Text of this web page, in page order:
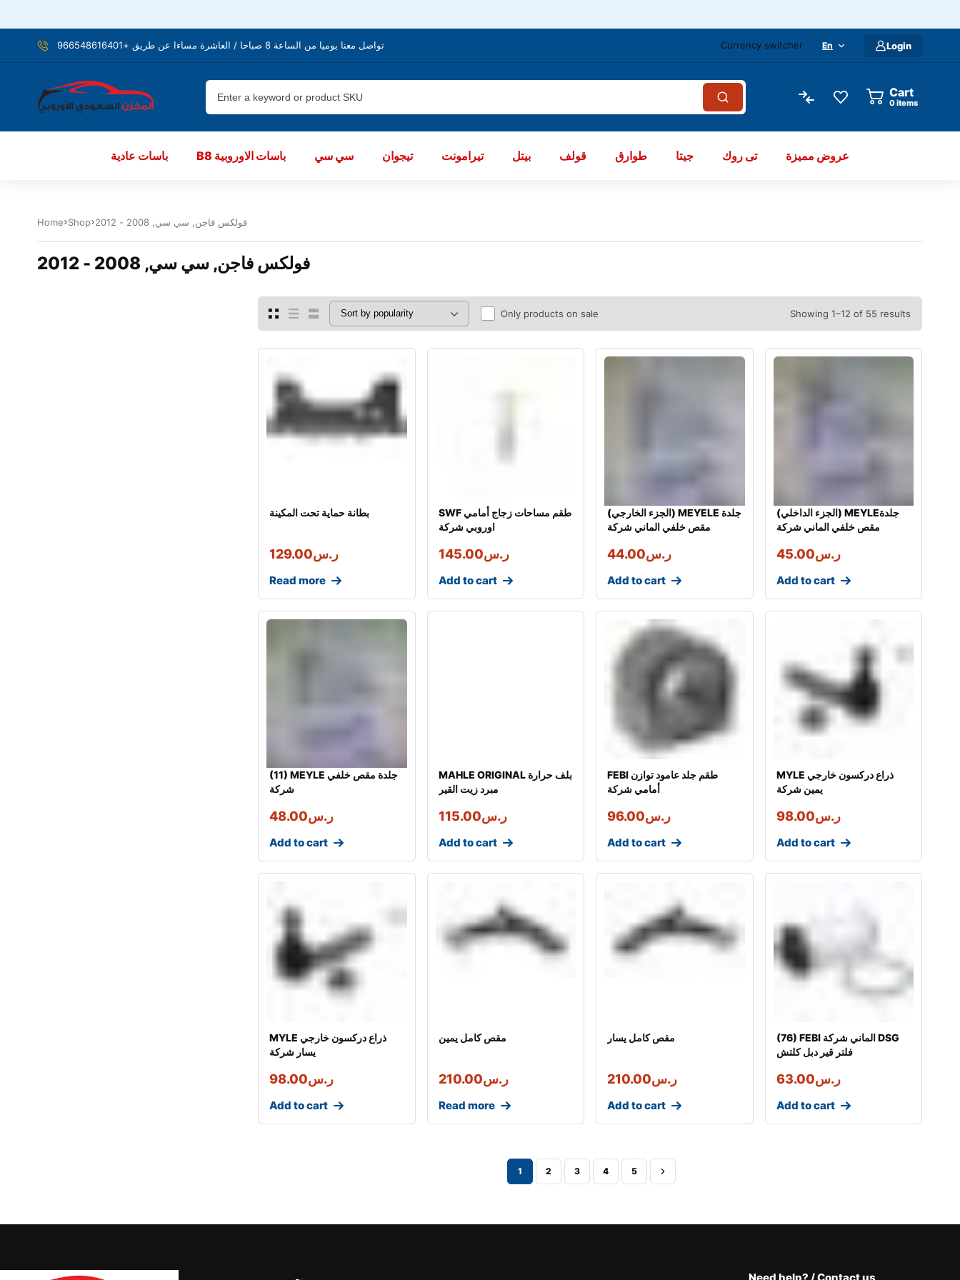
تواصل معنا يوميا من الساعة 8 صباحا / العاشرة مساءا عن طريق +966548616401 Currency switcher En Login
Cart
items
باسات عادية B8 باسات الاوروبية سي سي تيجوان تيرامونت بيتل قولف طوارق جيتا تى روك عروض مميزة
Home Shop فولكس فاجن, سي سي, 2008 - 2012
فولكس فاجن, سي سي, 2008 - 2012
Only products on sale Showing 1–12 of 55 results
بطانة حماية تحت المكينة
ر.س129.00
Read more
SWF طقم مساحات زجاج أمامي
اوروبي شركة
ر.س145.00
Add to cart
(الجزء الخارجي) MEYELE جلدة
مقص خلفي الماني شركة
ر.س44.00
Add to cart
(الجزء الداخلي) MEYLEجلدة
مقص خلفي الماني شركة
ر.س45.00
Add to cart
(11) MEYLE جلدة مقص خلفي
شركة
ر.س48.00
Add to cart
MAHLE ORIGINAL بلف حرارة
مبرد زيت القير
ر.س115.00
Add to cart
FEBI طقم جلد عامود توازن
أمامي شركة
ر.س96.00
Add to cart
MYLE ذراع دركسون خارجي
يمين شركة
ر.س98.00
Add to cart
MYLE ذراع دركسون خارجي
يسار شركة
ر.س98.00
Add to cart
مقص كامل يمين
ر.س210.00
Read more
مقص كامل يسار
ر.س210.00
Add to cart
(76) FEBI الماني شركة DSG
فلتر قير دبل كلتش
ر.س63.00
Add to cart
1 2 3 4 5
Need help? / Contact us